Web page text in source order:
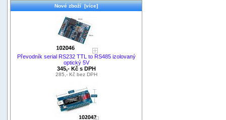
Nové zboží [více]
Převodník serial RS232 TTL to RS485 izolovaný
optický 5V
345,- Kč s DPH
285,- Kč bez DPH